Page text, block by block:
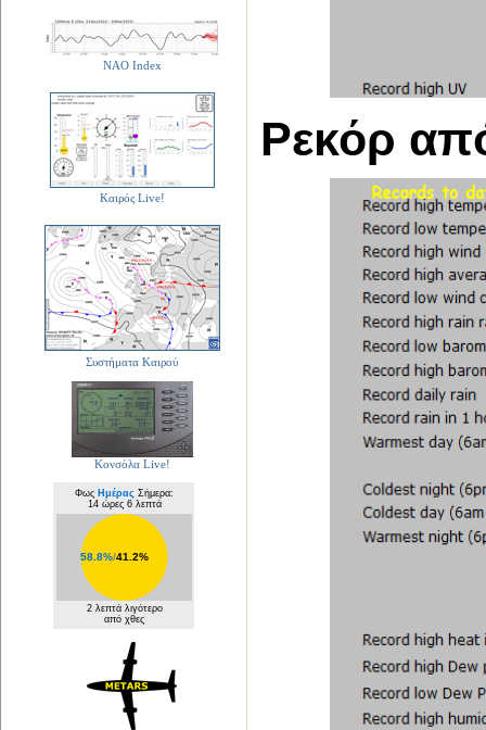
NAO Index
Καιρός Live!
Συστήματα Καιρού
Κονσόλα Live!
Φως Ημέρας Σήμερα:
14 ώρες 6 λεπτά
58.8%/41.2%
2 λεπτά λιγότερο
από χθες
Ρεκόρ